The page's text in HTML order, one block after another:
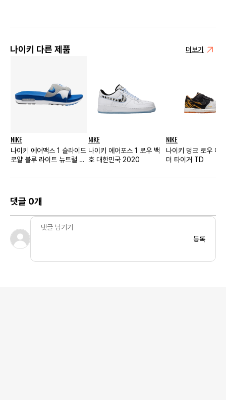
나이키 다른 제품 더보기
NIKE
나이키 에어맥스 1 슬라이드
로얄 블루 라이트 뉴트럴 그
NIKE
나이키 에어포스 1 로우 백
호 대한민국 2020
NIKE
나이키 덩크 로우 이
더 타이거 TD
댓글 0개
등록